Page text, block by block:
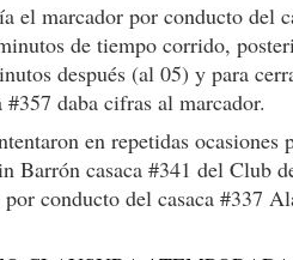
el marcador por conducto del
de tiempo corrido,
después (al 05) y para
daba cifras al marcador.
en repetidas ocasiones
Barrón casaca #341 del Club
conducto del casaca #337